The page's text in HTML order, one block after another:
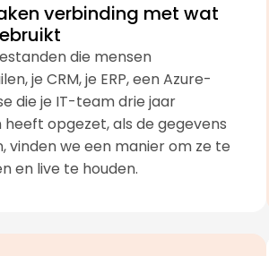
verbinding met wat
die mensen
je CRM, je ERP, een Azure-
die je IT-team drie jaar
heeft opgezet, als de gegevens
vinden we een manier om ze te
en live te houden.